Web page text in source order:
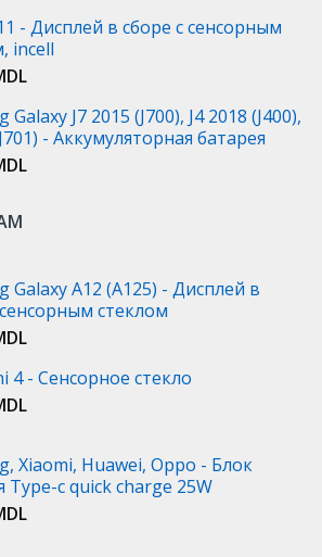
- Дисплей в сборе с сенсорным
incell
Galaxy J7 2015 (J700), J4 2018 (J400),
- Аккумуляторная батарея
Galaxy A12 (A125) - Дисплей в
стеклом
4 - Сенсорное стекло
Xiaomi, Huawei, Oppo - Блок
Type-c quick charge 25W